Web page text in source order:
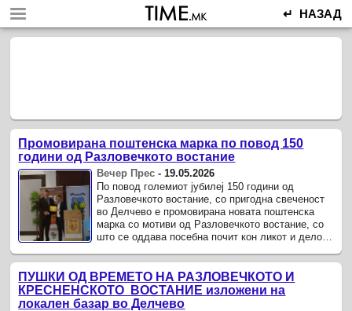
↵ НАЗАД
Промовирана поштенска марка по повод 150
години од Разловечкото востание
Вечер Прес - 19.05.2026
По повод големиот јубилеј 150 години од
Разловечкото востание, со пригодна свеченост
во Делчево е промовирана новата поштенска
марка со мотиви од Разловечкото востание, со
што се оддава посебна почит кон ликот и делото
ПУШКИ ОД ВРЕМЕТО НА РАЗЛОВЕЧКОТО И
КРЕСНЕНСКОТО ВОСТАНИЕ изложени на
локален базар во Делчево